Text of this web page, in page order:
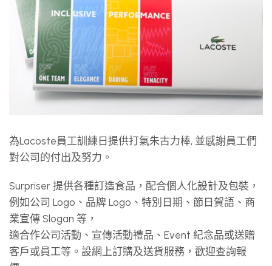
為Lacoste員工訓練日提供打氣朱古力棒, 並感謝員工們
對公司的付出及努力。
Surpriser 提供各種訂造食品，配合個人化設計及包裝，
例如公司 Logo、品牌 Logo、特別日期、節日賀語、商
業宣傳 Slogan 等，
適合作公司活動、宣傳活動禮品、Event 紀念品或送贈
客戶或員工等。設網上訂購及送貨服務，歡迎查詢報